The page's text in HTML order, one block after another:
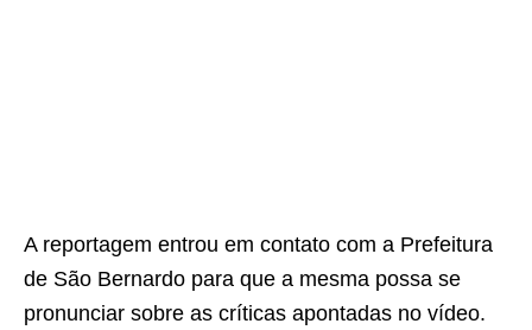
A reportagem entrou em contato com a Prefeitura
de São Bernardo para que a mesma possa se
pronunciar sobre as críticas apontadas no vídeo.